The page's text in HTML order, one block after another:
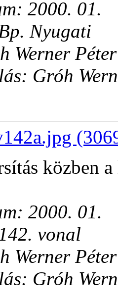
2000. 01.
Nyugati
Werner Péter
Gróh
közben
2000. 01.
vonal
Werner Péter
Gróh